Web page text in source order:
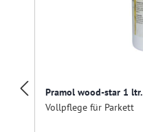
Pramol wood-star 1 ltr.
Vollpflege für Parkett